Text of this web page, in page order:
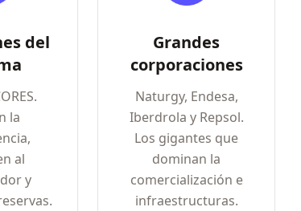
del
la
al
y
Grandes
corporaciones
Naturgy, Endesa,
Iberdrola y Repsol.
Los gigantes que
dominan la
comercialización e
infraestructuras.